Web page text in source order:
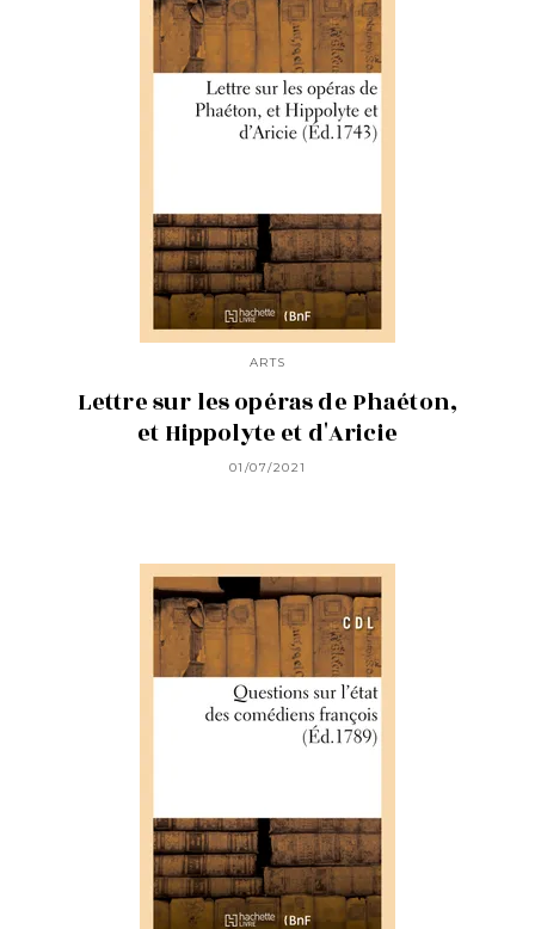
ARTS
Lettre sur les opéras de Phaéton,
et Hippolyte et d'Aricie
01/07/2021